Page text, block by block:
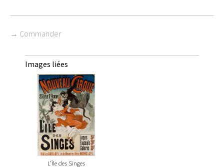
→ Commander
Images liées
L’Île des Singes